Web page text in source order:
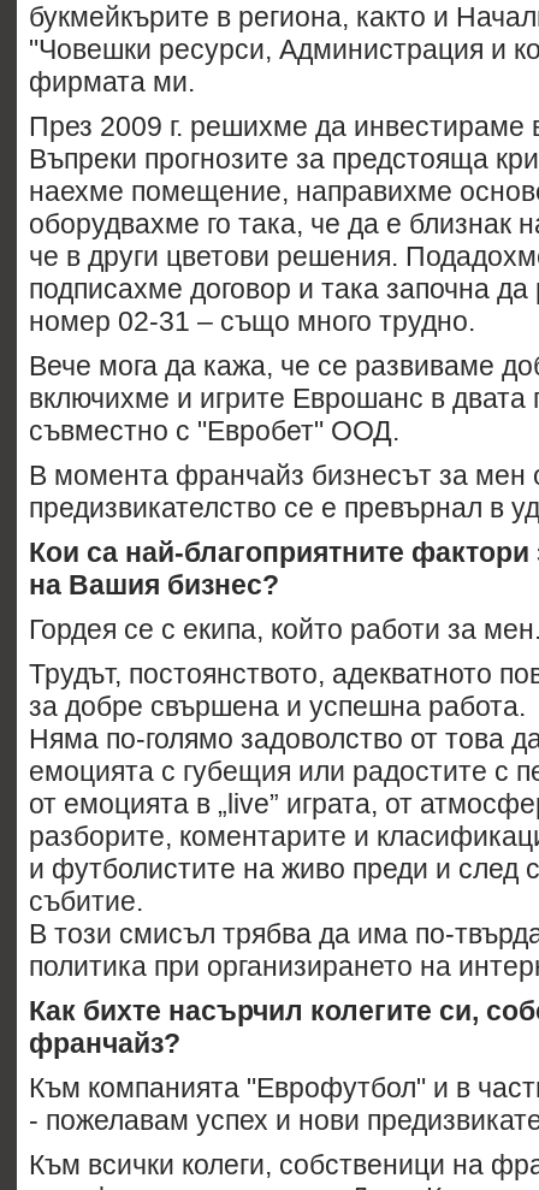
букмейкърите в региона, както и
"Човешки ресурси, Администрация и
фирмата ми.
През 2009 г. решихме да инвестираме
Въпреки прогнозите за предстояща
наехме помещение, направихме
оборудвахме го така, че да е близнак
че в други цветови решения.
подписахме договор и така започна да
номер 02-31 – също много трудно.
Вече мога да кажа, че се развиваме
включихме и игрите Еврошанс в двата
съвместно с "Евробет" ООД.
В момента франчайз бизнесът за мен
предизвикателство се е превърнал в
Кои са най-благоприятните фактори
на Вашия бизнес?
Гордея се с екипа, който работи за
Трудът, постоянството, адекватното
за добре свършена и успешна работа.
Няма по-голямо задоволство от това
емоцията с губещия или радостите с
от емоцията в „live” играта, от
разборите, коментарите и
и футболистите на живо преди и след
събитие.
В този смисъл трябва да има по-
политика при организирането на
Как бихте насърчил колегите си,
франчайз?
Към компанията "Еврофутбол" и в
- пожелавам успех и нови
Към всички колеги, собственици на